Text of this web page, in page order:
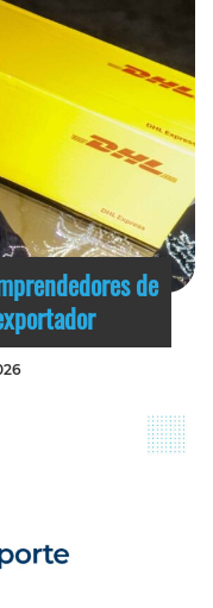
de